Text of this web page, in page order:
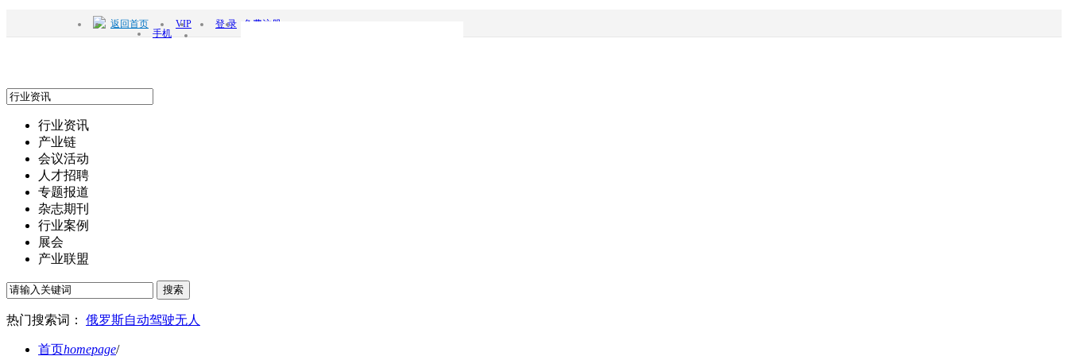
返回首页
手机
VIP 登 录 免费注册
行业资讯
产业链
会议活动
人才招聘
专题报道
杂志期刊
行业案例
展会
产业联盟
搜索
热门搜索词： 俄罗斯自动驾驶无人
首页homepage/